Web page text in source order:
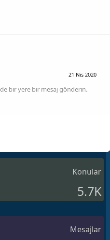
21 Nis 2020
bir yere bir mesaj gönderin.
Konular
5.7K
Mesajlar